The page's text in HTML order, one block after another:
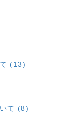
て (13)
て (8)